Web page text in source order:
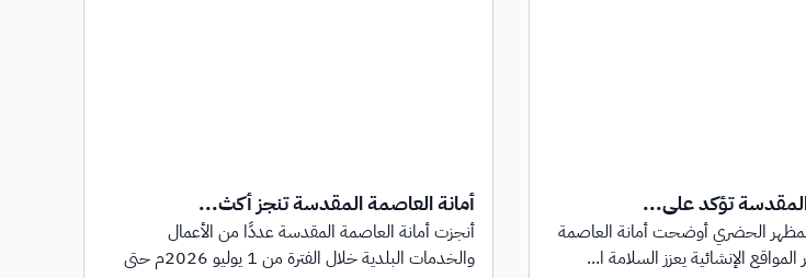
تؤكد على...
الحضري أوضحت أمانة العاصمة
الإنشائية يعزز السلامة ا...
أمانة العاصمة المقدسة تنجز أكث...
أنجزت أمانة العاصمة المقدسة عددًا من الأعمال
والخدمات البلدية خلال الفترة من 1 يوليو 2026م حتى